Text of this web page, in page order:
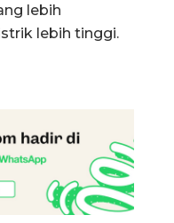
lebih
lebih tinggi.